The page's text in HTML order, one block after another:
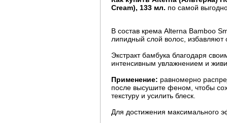
Cream), 133 мл. по самой
В состав крема Alterna Bamboo
липидный слой волос,
Экстракт бамбука благодаря
интенсивным увлажнением и
Применение: равномерно
после высушите феном, чтобы
текстуру и усилить блеск.
Для достижения максимального